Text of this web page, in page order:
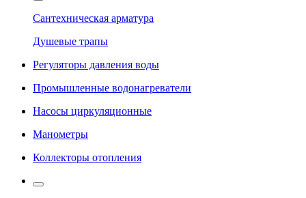
Сантехническая арматура
Душевые трапы
Регуляторы давления воды
Промышленные водонагреватели
Насосы циркуляционные
Манометры
Коллекторы отопления